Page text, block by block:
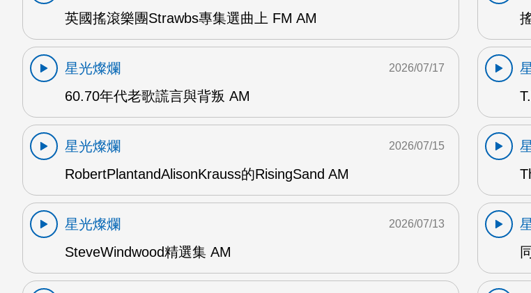
英國搖滾樂團Strawbs專集選曲上 FM AM
星光燦爛
60.70年代老歌謊言與背叛 AM
2026/07/17
星光燦爛
RobertPlantandAlisonKrauss的RisingSand AM
2026/07/15
星光燦爛
SteveWindwood精選集 AM
2026/07/13